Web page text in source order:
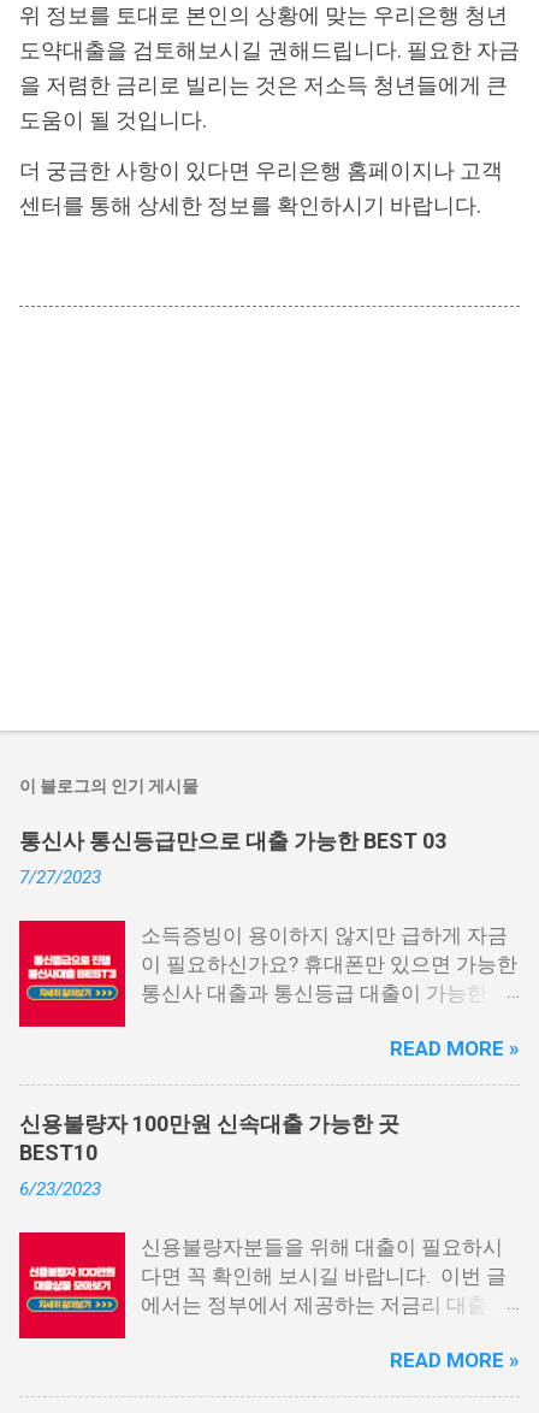
위 정보를 토대로 본인의 상황에 맞는 우리은행 청년
도약대출을 검토해보시길 권해드립니다. 필요한 자금
을 저렴한 금리로 빌리는 것은 저소득 청년들에게 큰
도움이 될 것입니다.
더 궁금한 사항이 있다면 우리은행 홈페이지나 고객
센터를 통해 상세한 정보를 확인하시기 바랍니다.
이 블로그의 인기 게시물
통신사 통신등급만으로 대출 가능한 BEST 03
7/27/2023
소득증빙이 용이하지 않지만 급하게 자금
이 필요하신가요? 휴대폰만 있으면 가능한
통신사 대출과 통신등급 대출이 가능한 곳
신사 대출이란? 급히 자금이 필요한 상황
이 발생하면, 때로는 소액 대출을 고려해야
할 수도 있습니다. 하지만 이직 준비로 인
해 무직 상태이거나 소득 증빙이 어려운 상
대출 상품은 휴대폰만 있으면 간편하게 신
청할 수 있으며, 통신 등급에 따라 대출이
가능합니다. 마치 신용등급처럼 등급별로
부 내역과 장기간에 걸쳐 통신사를 이용한
우량한 고객이면, 추가 혜택도 받을 수 있
READ MORE »
신용불량자 100만원 신속대출 가능한 곳
BEST10
6/23/2023
신용불량자분들을 위해 대출이 필요하시
다면 꼭 확인해 보시길 바랍니다. 이번 글
에서는 정부에서 제공하는 저금리 대출과
상위 10개 상품을 추천해 드립니다. 📌 목
차 1. 소액생계비대출: 연체자 100만원 대
READ MORE »